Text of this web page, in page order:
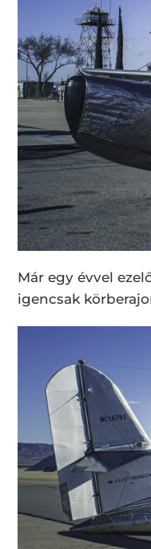
Már egy évvel
igencsak